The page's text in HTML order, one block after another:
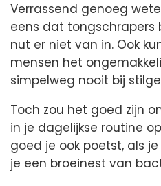
Verrassend genoeg
eens dat tongschrapers
nut er niet van in. Ook
mensen het
simpelweg nooit bij
Toch zou het goed zijn
in je dagelijkse routine
goed je ook poetst, als
je een broeinest van